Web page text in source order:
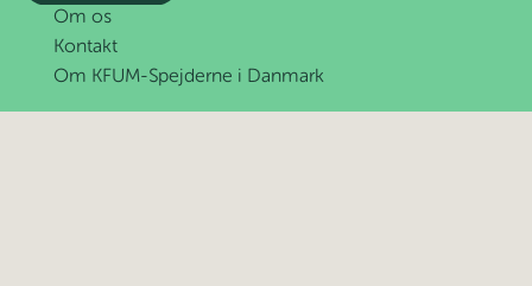
Om os
Kontakt
Om KFUM-Spejderne i Danmark